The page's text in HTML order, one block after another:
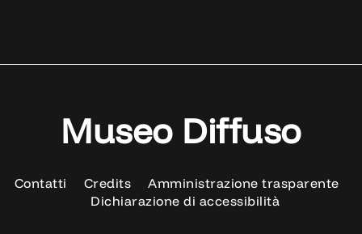
Museo Diffuso
Contatti Credits
Amministrazione trasparente
Dichiarazione di accessibilità